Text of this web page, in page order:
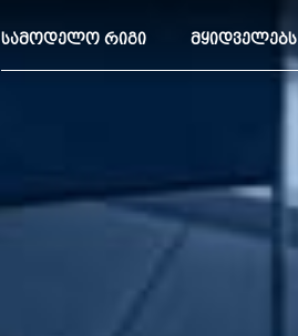
ᲡᲐᲛᲝᲓᲔᲚᲝ ᲠᲘᲒᲘ ᲛᲧᲘᲓᲕᲔᲚᲔᲑᲡ